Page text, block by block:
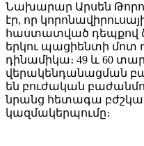
Նախարար Արսեն
էր, որ
հաստատված դեպքով
երկու պացիենտի մոտ
դինամիկա։ 49 և 60
վերակենդանացման
են բուժական
նրանց հետագա
կազմակերպումը։